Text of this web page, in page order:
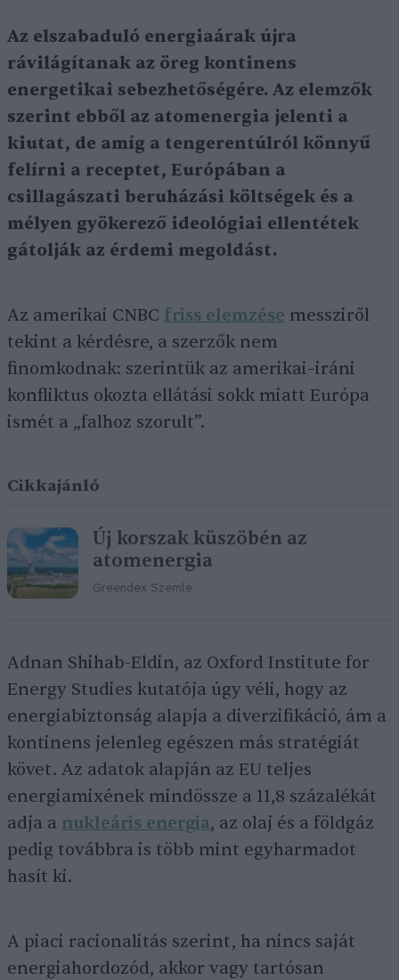
Az elszabaduló energiaárak újra
rávilágítanak az öreg kontinens
energetikai sebezhetőségére. Az elemzők
szerint ebből az atomenergia jelenti a
kiutat, de amíg a tengerentúlról könnyű
felírni a receptet, Európában a
csillagászati beruházási költségek és a
mélyen gyökerező ideológiai ellentétek
gátolják az érdemi megoldást.
Az amerikai CNBC friss elemzése messziről
tekint a kérdésre, a szerzők nem
finomkodnak: szerintük az amerikai–iráni
konfliktus okozta ellátási sokk miatt Európa
ismét a „falhoz szorult”.
Cikkajánló
Új korszak küszöbén az
atomenergia
Greendex Szemle
Adnan Shihab-Eldin, az Oxford Institute for
Energy Studies kutatója úgy véli, hogy az
energiabiztonság alapja a diverzifikáció, ám a
kontinens jelenleg egészen más stratégiát
követ. Az adatok alapján az EU teljes
energiamixének mindössze a 11,8 százalékát
adja a nukleáris energia, az olaj és a földgáz
pedig továbbra is több mint egyharmadot
hasít ki.
A piaci racionalitás szerint, ha nincs saját
energiahordozód, akkor vagy tartósan